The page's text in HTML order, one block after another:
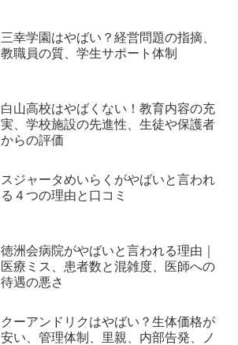
三幸学園はやばい？経営問題の指摘、
教職員の質、学生サポート体制
白山高校はやばくない！教育内容の充
実、学校施設の先進性、生徒や保護者
からの評価
スジャータめいらくがやばいと言われ
る４つの理由と口コミ
徳洲会病院がやばいと言われる理由｜
医療ミス、患者数と混雑度、医師への
待遇の悪さ
クーアンドリクはやばい？生体価格が
安い、管理体制、里親、内部告発、ノ